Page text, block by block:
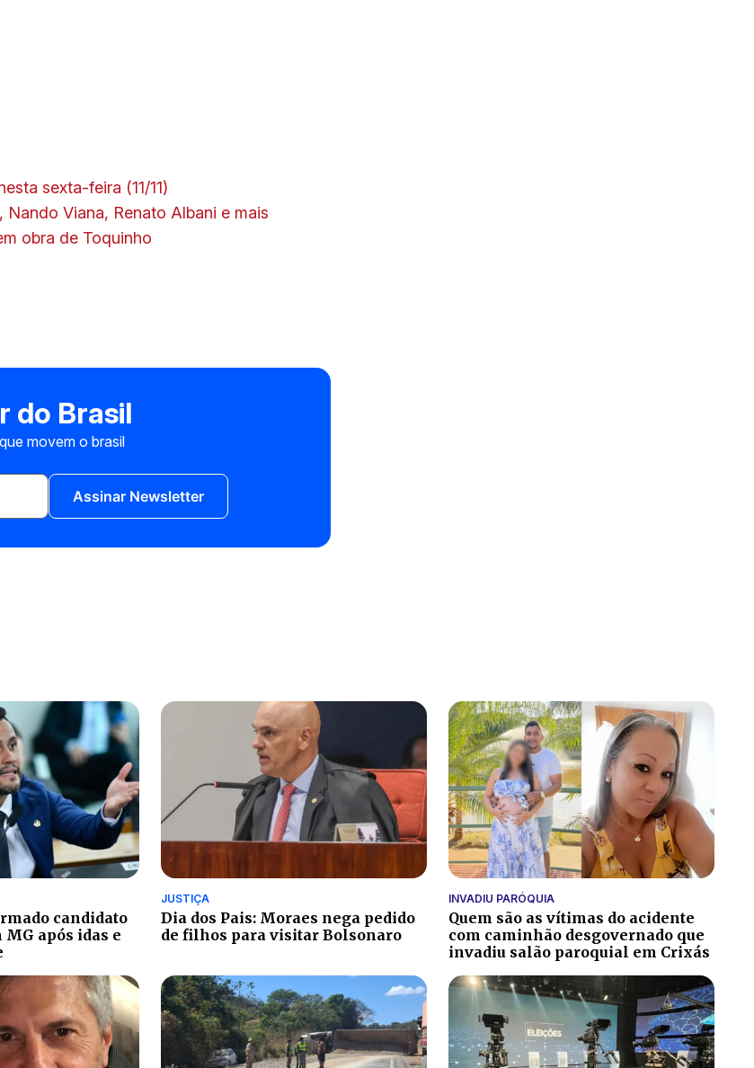
sexta-feira (11/11)
Viana, Renato Albani e mais
obra de Toquinho
do Brasil
movem o brasil
Assinar Newsletter
candidato
após idas e
JUSTIÇA
Dia dos Pais: Moraes nega pedido
de filhos para visitar Bolsonaro
INVADIU PARÓQUIA
Quem são as vítimas do acidente
com caminhão desgovernado que
invadiu salão paroquial em Crixás